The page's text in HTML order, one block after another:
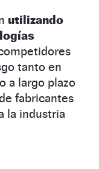
utilizando
tanto en
a largo plazo
fabricantes
la industria